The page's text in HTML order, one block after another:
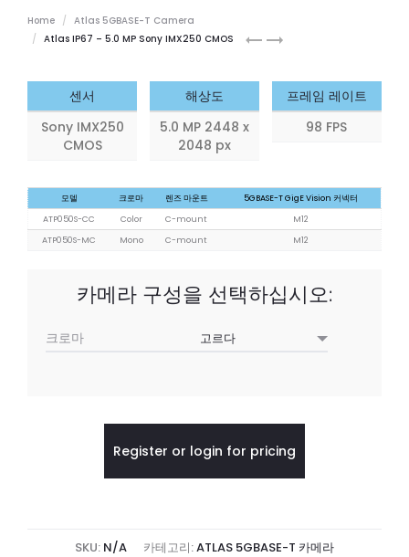
Home
Atlas 5GBASE-T Camera
Atlas IP67 – 5.0 MP Sony IMX250 CMOS
Atlas
MP
센서
Sony IMX250
CMOS
해상도
5.0 MP 2448 x
2048 px
프레임 레이트
98 FPS
모델 크로마 렌즈 마운트
5GBASE-T GigE Vision 커넥터
ATP050S-CC
Color C-mount
M12
ATP050S-MC
Mono C-mount M12
카메라 구성을 선택하십시오:
크로마
Register or login for pricing
SKU: N/A 카테고리:ATLAS 5GBASE-T 카메라